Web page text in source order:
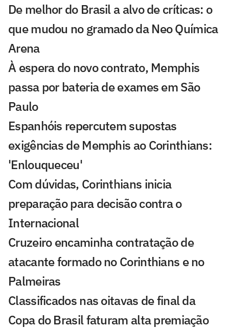
De melhor do Brasil a alvo de críticas: o
que mudou no gramado da Neo Química
Arena
À espera do novo contrato, Memphis
passa por bateria de exames em São
Paulo
Espanhóis repercutem supostas
exigências de Memphis ao Corinthians:
'Enlouqueceu'
Com dúvidas, Corinthians inicia
preparação para decisão contra o
Internacional
Cruzeiro encaminha contratação de
atacante formado no Corinthians e no
Palmeiras
Classificados nas oitavas de final da
Copa do Brasil faturam alta premiação